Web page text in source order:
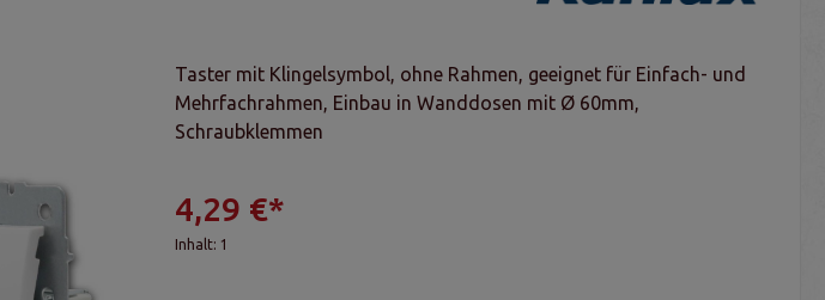
Taster mit Klingelsymbol, ohne Rahmen, geeignet für Einfach- und
Mehrfachrahmen, Einbau in Wanddosen mit Ø 60mm,
Schraubklemmen
4,29 €*
Inhalt: 1